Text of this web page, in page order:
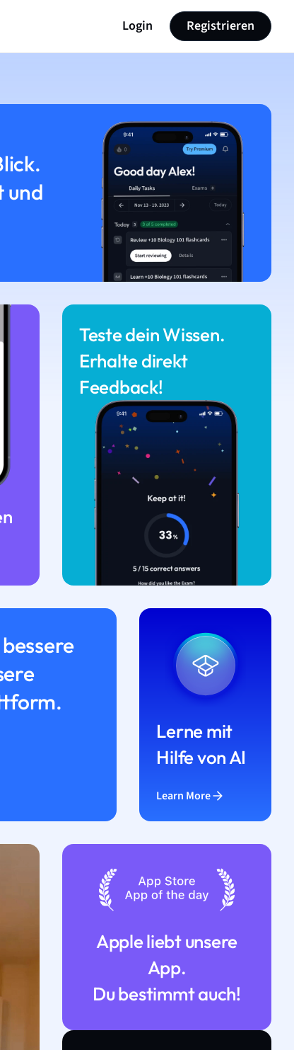
Login Registrieren
und
Teste dein Wissen.
Erhalte direkt
Feedback!
Lerne mit
Hilfe von AI
Learn More
Apple liebt unsere
App.
Du bestimmt auch!